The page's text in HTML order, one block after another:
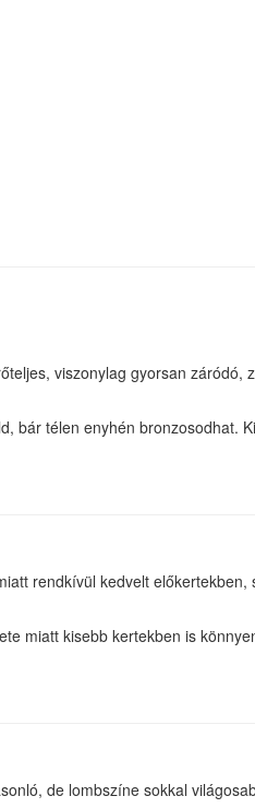
viszonylag gyorsan záródó,
bár télen enyhén bronzosodhat.
rendkívül kedvelt
miatt kisebb kertekben is
de lombszíne sokkal